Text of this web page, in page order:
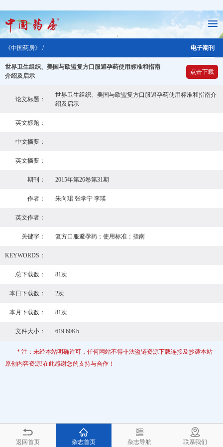
《中国药房》 / 电子期刊
世界卫生组织、美国与欧盟复方口服避孕药使用标准和指南
介绍及启示
点击下载
论文标题：
世界卫生组织、美国与欧盟复方口服避孕药使用标准和指南介
绍及启示
英文标题：
中文摘要：
英文摘要：
期刊： 2015年第26卷第31期
作者： 朱向珺 张学宁 李瑛
英文作者：
关键字： 复方口服避孕药；使用标准；指南
KEYWORDS：
总下载数： 81次
本日下载数： 2次
本月下载数： 81次
文件大小： 619.60Kb
* 注：未经本站明确许可，任何网站不得非法盗链资源下载连接及抄袭本站
原创内容资源!在此感谢您的支持与合作！
返回首页 杂志首页 杂志导航 联系我们